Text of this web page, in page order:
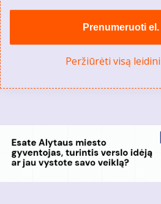
Prenumeruoti
Peržiūrėti visą